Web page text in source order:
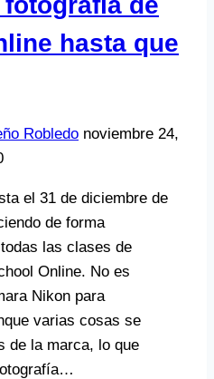
hasta que
Robledo noviembre 24,
el 31 de diciembre de
de forma
las clases de
Online. No es
Nikon para
varias cosas se
de la marca, lo que